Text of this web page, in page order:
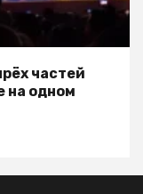
частей
на одном